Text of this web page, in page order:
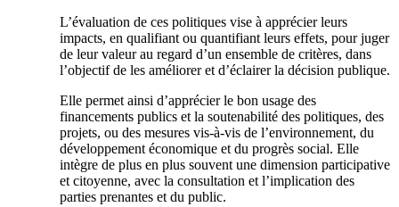
L’évaluation de ces politiques vise à apprécier leurs
impacts, en qualifiant ou quantifiant leurs effets, pour juger
de leur valeur au regard d’un ensemble de critères, dans
l’objectif de les améliorer et d’éclairer la décision publique.
Elle permet ainsi d’apprécier le bon usage des
financements publics et la soutenabilité des politiques, des
projets, ou des mesures vis-à-vis de l’environnement, du
développement économique et du progrès social. Elle
intègre de plus en plus souvent une dimension participative
et citoyenne, avec la consultation et l’implication des
parties prenantes et du public.